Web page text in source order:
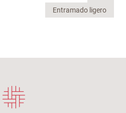
Entramado ligero